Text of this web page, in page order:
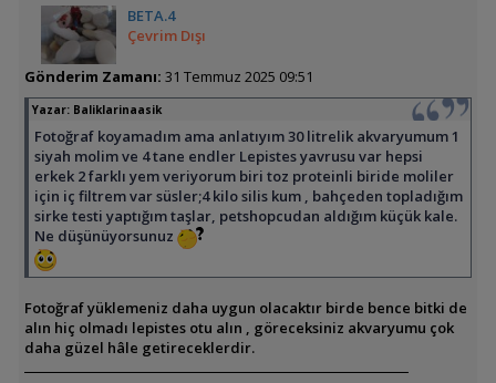
BETA.4
Çevrim Dışı
Gönderim Zamanı: 31 Temmuz 2025 09:51
Yazar: Baliklarinaasik
Fotoğraf koyamadım ama anlatıyım 30 litrelik akvaryumum 1
siyah molim ve 4 tane endler Lepistes yavrusu var hepsi
erkek 2 farklı yem veriyorum biri toz proteinli biride moliler
için iç filtrem var süsler;4 kilo silis kum , bahçeden topladığım
sirke testi yaptığım taşlar, petshopcudan aldığım küçük kale.
Ne düşünüyorsunuz
Fotoğraf yüklemeniz daha uygun olacaktır birde bence bitki de
alın hiç olmadı lepistes otu alın , göreceksiniz akvaryumu çok
daha güzel hâle getireceklerdir.